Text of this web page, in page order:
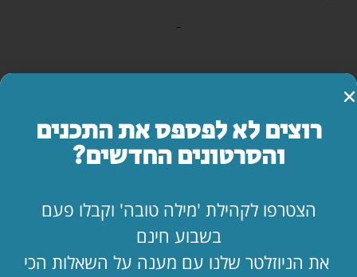
כתבו תגובה
שתפו
רוצים לא לפספס את התכנים
והסרטונים החדשים?
הצטרפו לקהילת 'מילה טובה' וקבלו פעם
בשבוע חינם
את הניוזלטר שלנו עם מענה על השאלות הכי